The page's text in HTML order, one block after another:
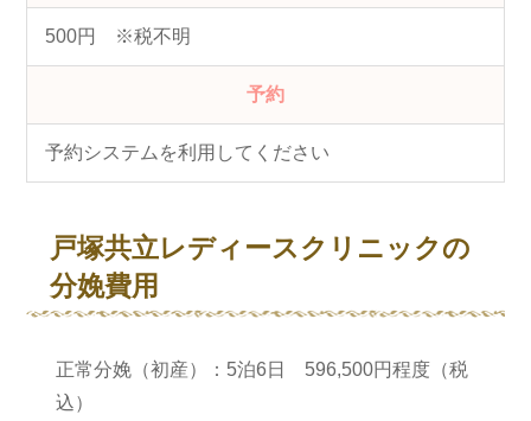
500円 ※税不明
予約
予約システムを利用してください
戸塚共立レディースクリニックの
分娩費用
正常分娩（初産）：5泊6日 596,500円程度（税
込）